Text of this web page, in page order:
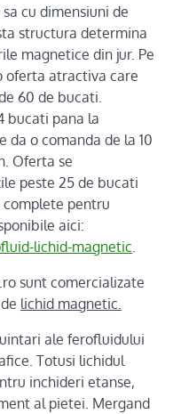
cu dimensiuni de
structura determina
magnetice din jur. Pe
oferta atractiva care
60 de bucati.
bucati pana la
da o comanda de la 10
Oferta se
peste 25 de bucati
pentru
aici:
lichid-magnetic
sunt comercializate
lichid magnetic.
ale ferofluidului
Totusi lichidul
inchideri etanse,
al pietei. Mergand